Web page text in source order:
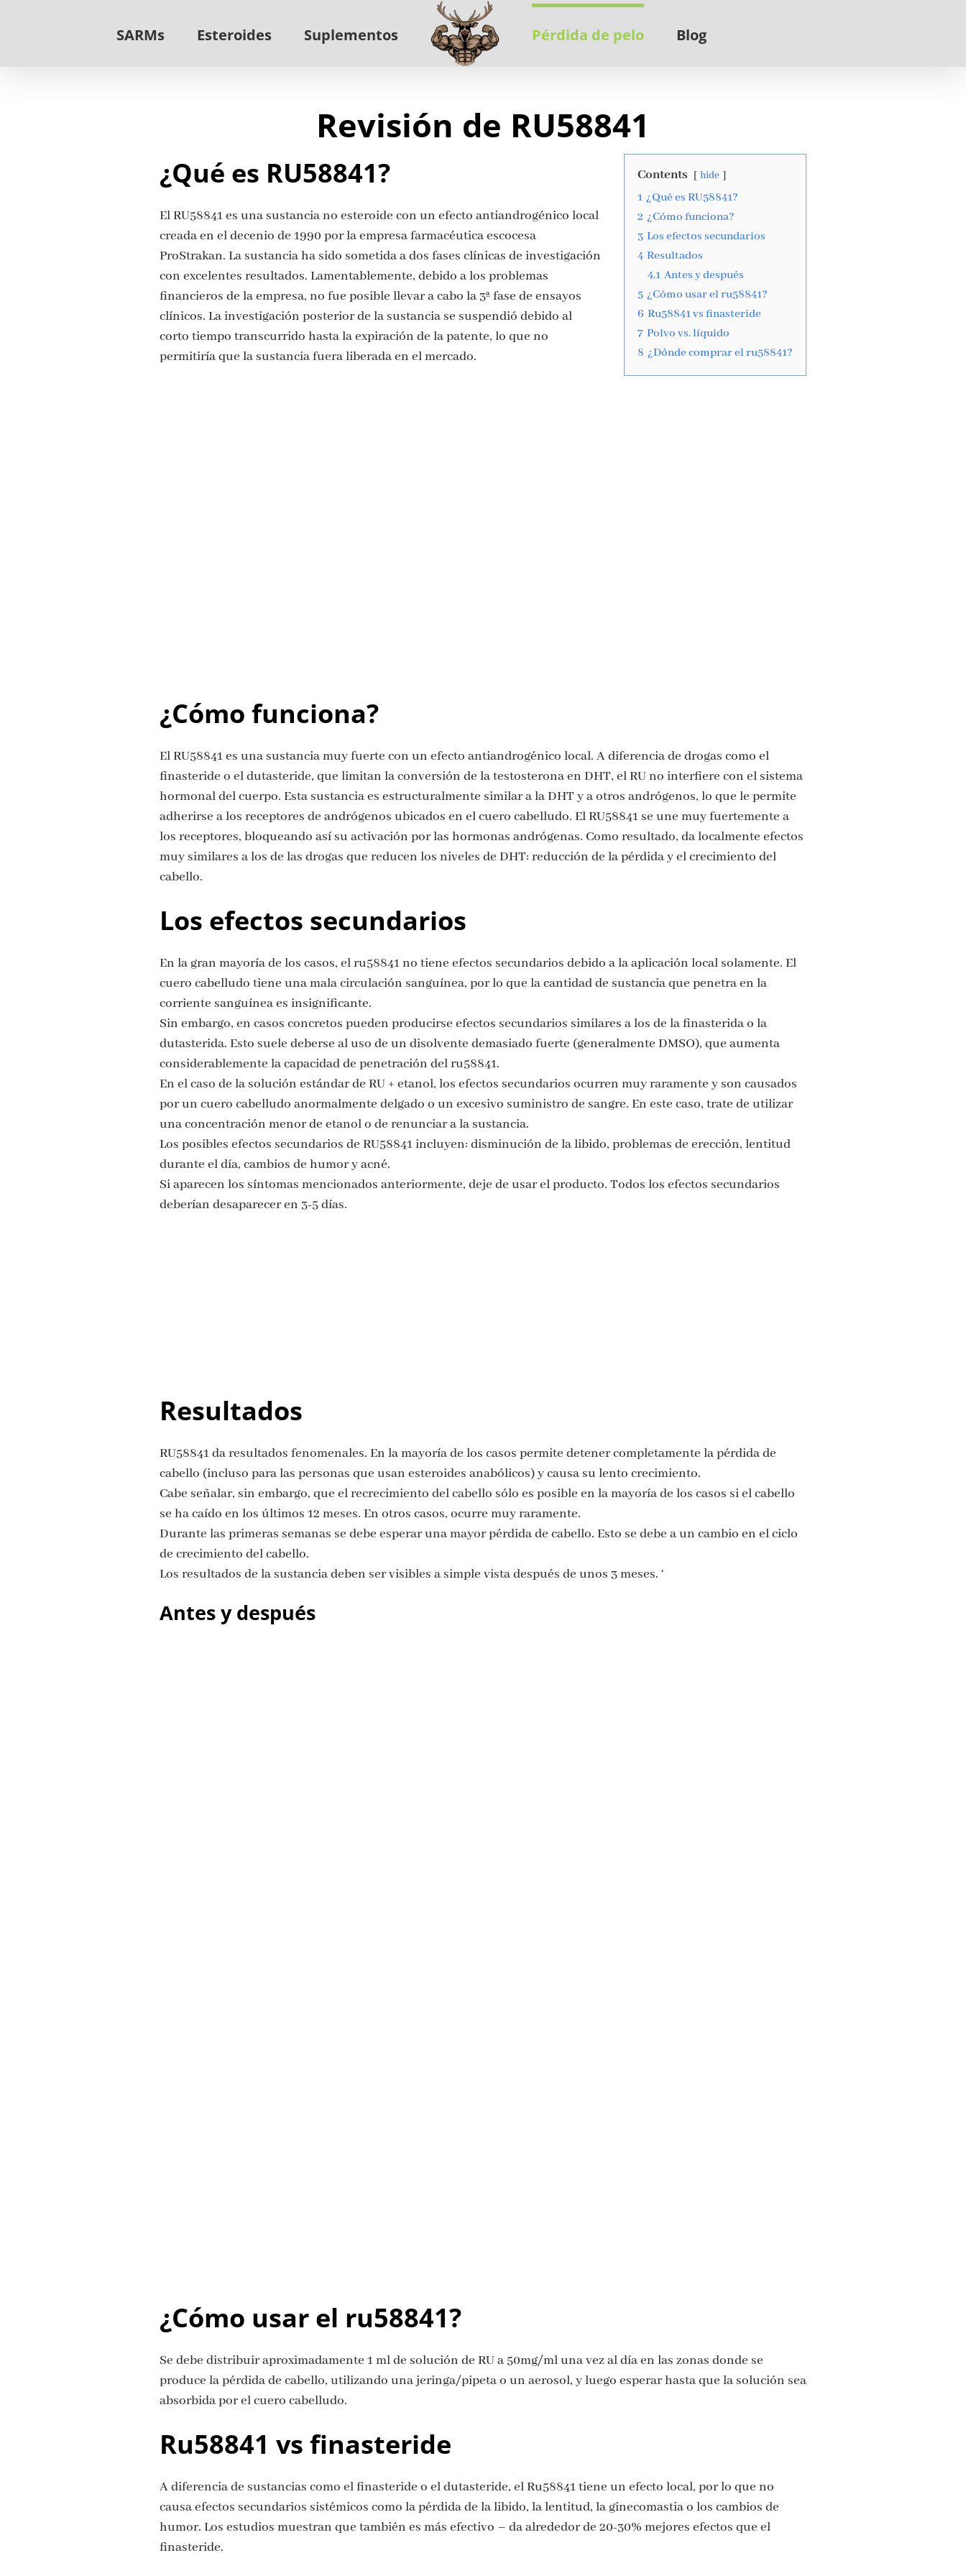
SARMs Esteroides Suplementos Pérdida de pelo Blog
Revisión de RU58841
Contents hide
1 ¿Qué es RU58841?
2 ¿Cómo funciona?
3 Los efectos secundarios
4 Resultados
4.1 Antes y después
5 ¿Cómo usar el ru58841?
6 Ru58841 vs finasteride
7 Polvo vs. líquido
8 ¿Dónde comprar el ru58841?
¿Qué es RU58841?
El RU58841 es una sustancia no esteroide con un efecto antiandrogénico local
creada en el decenio de 1990 por la empresa farmacéutica escocesa
ProStrakan. La sustancia ha sido sometida a dos fases clínicas de investigación
con excelentes resultados. Lamentablemente, debido a los problemas
financieros de la empresa, no fue posible llevar a cabo la 3ª fase de ensayos
clínicos. La investigación posterior de la sustancia se suspendió debido al
corto tiempo transcurrido hasta la expiración de la patente, lo que no
permitiría que la sustancia fuera liberada en el mercado.
¿Cómo funciona?
El RU58841 es una sustancia muy fuerte con un efecto antiandrogénico local. A diferencia de drogas como el
finasteride o el dutasteride, que limitan la conversión de la testosterona en DHT, el RU no interfiere con el sistema
hormonal del cuerpo. Esta sustancia es estructuralmente similar a la DHT y a otros andrógenos, lo que le permite
adherirse a los receptores de andrógenos ubicados en el cuero cabelludo. El RU58841 se une muy fuertemente a
los receptores, bloqueando así su activación por las hormonas andrógenas. Como resultado, da localmente efectos
muy similares a los de las drogas que reducen los niveles de DHT: reducción de la pérdida y el crecimiento del
cabello.
Los efectos secundarios
En la gran mayoría de los casos, el ru58841 no tiene efectos secundarios debido a la aplicación local solamente. El
cuero cabelludo tiene una mala circulación sanguínea, por lo que la cantidad de sustancia que penetra en la
corriente sanguínea es insignificante.
Sin embargo, en casos concretos pueden producirse efectos secundarios similares a los de la finasterida o la
dutasterida. Esto suele deberse al uso de un disolvente demasiado fuerte (generalmente DMSO), que aumenta
considerablemente la capacidad de penetración del ru58841.
En el caso de la solución estándar de RU + etanol, los efectos secundarios ocurren muy raramente y son causados
por un cuero cabelludo anormalmente delgado o un excesivo suministro de sangre. En este caso, trate de utilizar
una concentración menor de etanol o de renunciar a la sustancia.
Los posibles efectos secundarios de RU58841 incluyen: disminución de la libido, problemas de erección, lentitud
durante el día, cambios de humor y acné.
Si aparecen los síntomas mencionados anteriormente, deje de usar el producto. Todos los efectos secundarios
deberían desaparecer en 3-5 días.
Resultados
RU58841 da resultados fenomenales. En la mayoría de los casos permite detener completamente la pérdida de
cabello (incluso para las personas que usan esteroides anabólicos) y causa su lento crecimiento.
Cabe señalar, sin embargo, que el recrecimiento del cabello sólo es posible en la mayoría de los casos si el cabello
se ha caído en los últimos 12 meses. En otros casos, ocurre muy raramente.
Durante las primeras semanas se debe esperar una mayor pérdida de cabello. Esto se debe a un cambio en el ciclo
de crecimiento del cabello.
Los resultados de la sustancia deben ser visibles a simple vista después de unos 3 meses. ‘
Antes y después
¿Cómo usar el ru58841?
Se debe distribuir aproximadamente 1 ml de solución de RU a 50mg/ml una vez al día en las zonas donde se
produce la pérdida de cabello, utilizando una jeringa/pipeta o un aerosol, y luego esperar hasta que la solución sea
absorbida por el cuero cabelludo.
Ru58841 vs finasteride
A diferencia de sustancias como el finasteride o el dutasteride, el Ru58841 tiene un efecto local, por lo que no
causa efectos secundarios sistémicos como la pérdida de la libido, la lentitud, la ginecomastia o los cambios de
humor. Los estudios muestran que también es más efectivo – da alrededor de 20-30% mejores efectos que el
finasteride.